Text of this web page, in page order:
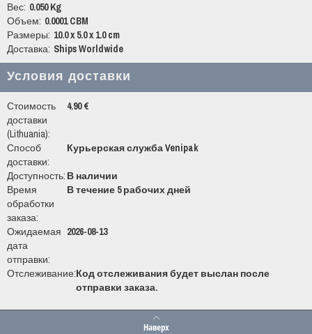
Вес: 0.050 Kg
Объем: 0.0001 CBM
Размеры: 10.0 x 5.0 x 1.0 cm
Доставка: Ships Worldwide
Условия доставки
Стоимость
доставки
(Lithuania):
4.90 €
Способ
доставки:
Курьерская служба Venipak
Доступность: В наличии
Время
обработки
заказа:
В течение 5 рабочих дней
Ожидаемая
дата
отправки:
2026-08-13
Отслеживание:Код отслеживания будет выслан после
отправки заказа.
Наверх